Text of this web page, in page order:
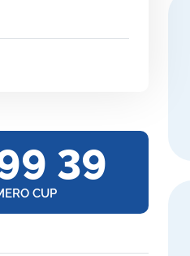
39
CUP